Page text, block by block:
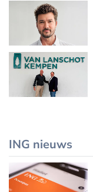
ING nieuws